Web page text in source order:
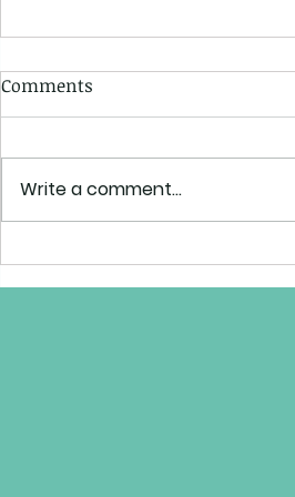
los derechos civiles y la
Comments
Write a comment...